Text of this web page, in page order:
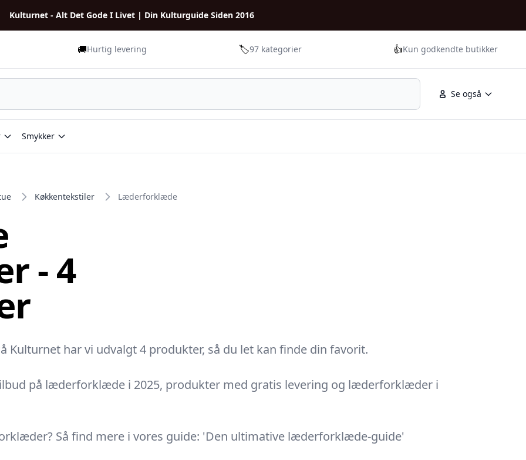
Kulturnet - Alt Det Gode I Livet | Din Kulturguide Siden 2016
🚚Hurtig levering 🏷️97 kategorier 👍Kun godkendte butikker
Se også
Smykker
Køkkentekstiler Læderforklæde
- 4
har vi udvalgt 4 produkter, så du let kan finde din favorit.
på læderforklæde i 2025, produkter med gratis levering og læderforklæder i
Så find mere i vores guide: 'Den ultimative læderforklæde-guide'